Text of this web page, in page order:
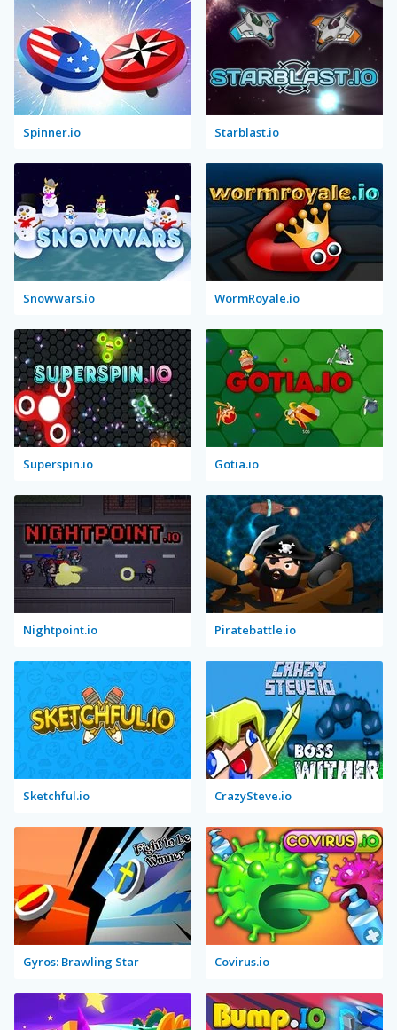
Spinner.io Starblast.io
Snowwars.io WormRoyale.io
Superspin.io Gotia.io
Nightpoint.io Piratebattle.io
Sketchful.io CrazySteve.io
Gyros: Brawling Star Covirus.io